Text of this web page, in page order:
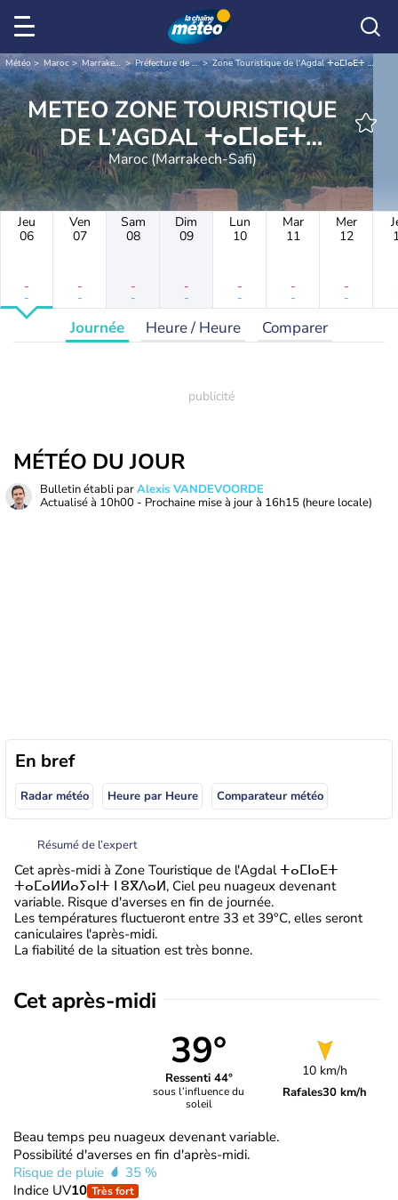
Météo Maroc Marrakech-Safi Préfecture de Marrakech Zone Touristique de l'Agdal ⵜⴰⵎⵏⴰⴹⵜ ⵜⴰⵎⴰⵍⵍⴰⵢⴰⵏⵜ ⵏ ⵓⴳⴷⴰⵍ
METEO ZONE TOURISTIQUE
DE L'AGDAL ⵜⴰⵎⵏⴰⴹⵜ
ⵜⴰⵎⴰⵍⵍⴰⵢⴰⵏⵜ ⵏ ⵓⴳⴷⴰⵍ
Maroc (Marrakech-Safi)
Jeu
06
-
-
Ven
07
-
-
Sam
08
-
-
Dim
09
-
-
Lun
10
-
-
Mar
11
-
-
Mer
12
-
-
Journée Heure / Heure Comparer
MÉTÉO DU JOUR
Bulletin établi parAlexis VANDEVOORDE
Actualisé à 10h00 - Prochaine mise à jour à 16h15 (heure locale)
En bref
Radar météo Heure par Heure Comparateur météo
Résumé de l’expert
Cet après-midi à Zone Touristique de l'Agdal ⵜⴰⵎⵏⴰⴹⵜ
ⵜⴰⵎⴰⵍⵍⴰⵢⴰⵏⵜ ⵏ ⵓⴳⴷⴰⵍ, Ciel peu nuageux devenant
variable. Risque d'averses en fin de journée.
Les températures fluctueront entre 33 et 39°C, elles seront
caniculaires l'après-midi.
La fiabilité de la situation est très bonne.
Cet après-midi
39°
Ressenti 44°
sous l’influence du
soleil
10 km/h
Rafales30 km/h
Beau temps peu nuageux devenant variable.
Possibilité d'averses en fin d'après-midi.
Risque de pluie
35 %
Indice UV10 Très fort